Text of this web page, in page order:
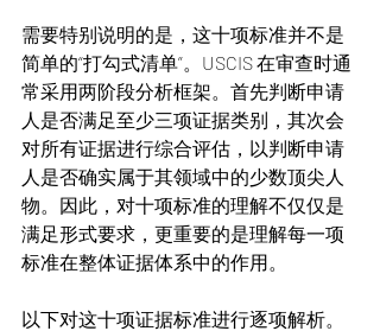
需要特别说明的是，这十项标准并不是
简单的“打勾式清单”。USCIS 在审查时通
常采用两阶段分析框架。首先判断申请
人是否满足至少三项证据类别，其次会
对所有证据进行综合评估，以判断申请
人是否确实属于其领域中的少数顶尖人
物。因此，对十项标准的理解不仅仅是
满足形式要求，更重要的是理解每一项
标准在整体证据体系中的作用。
以下对这十项证据标准进行逐项解析。